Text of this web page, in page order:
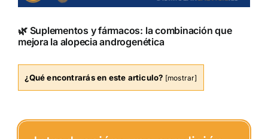
🌿 Suplementos y fármacos: la combinación que
mejora la alopecia androgenética
¿Qué encontrarás en este articulo? [mostrar]